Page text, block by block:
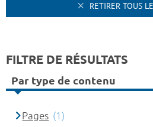
RETIRER TOUS
FILTRE DE RÉSULTATS
Par type de contenu
Pages (1)